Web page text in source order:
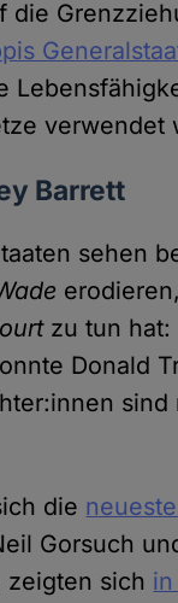
die
verwendet
Barrett
sehen
zu tun hat:
Donald
sind
die
Gorsuch
sich